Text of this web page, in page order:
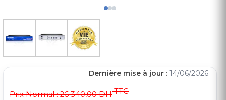
Prix Normal :26 340,00 DHTTC
Dernière mise à jour : 14/06/2026